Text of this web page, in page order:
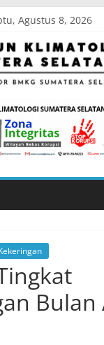
Agustus 8, 2026
Bulan